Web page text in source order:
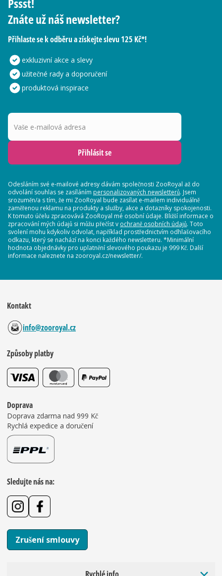
Znáte už náš newsletter?
Přihlaste se k odběru a získejte slevu 125 Kč*!
exkluzivní akce a slevy
užitečné rady a doporučení
produktová inspirace
Vaše e-mailová adresa
Přihlásit se
Odesláním své e-mailové adresy dávám společnosti ZooRoyal až do
odvolání souhlas se zasíláním personalizovaných newsletterů. Jsem
srozuměn/a s tím, že mi ZooRoyal bude zasílat e-mailem individuálně
zaměřenou reklamu na produkty a služby, akce a dotazníky spokojenosti.
K tomuto účelu zpracovává ZooRoyal mé osobní údaje. Bližší informace o
zpracování mých údajů si můžu přečíst v ochraně osobních údajů. Toto
svolení mohu kdykoliv odvolat, například prostřednictvím odhlašovacího
odkazu, který se nachází na konci každého newsletteru. *Minimální
hodnota objednávky pro uplatnění slevového poukazu je 999 Kč. Další
informace naleznete na zooroyal.cz/newsletter/.
Kontakt
info@zooroyal.cz
Způsoby platby
Doprava
Doprava zdarma nad 999 Kč
Rychlá expedice a doručení
Sledujte nás na:
Zrušení smlouvy